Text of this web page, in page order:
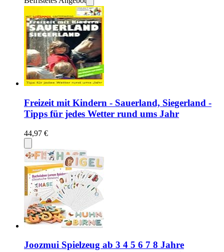
Freizeit mit Kindern - Sauerland, Siegerland -
Tipps für jedes Wetter rund ums Jahr
44,97 €
Joozmui Spielzeug ab 3 4 5 6 7 8 Jahre